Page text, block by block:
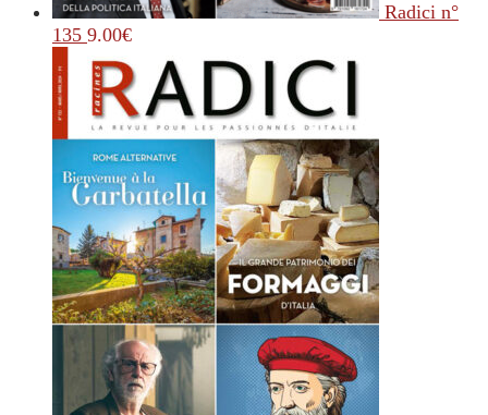
Radici n°
135 9.00€